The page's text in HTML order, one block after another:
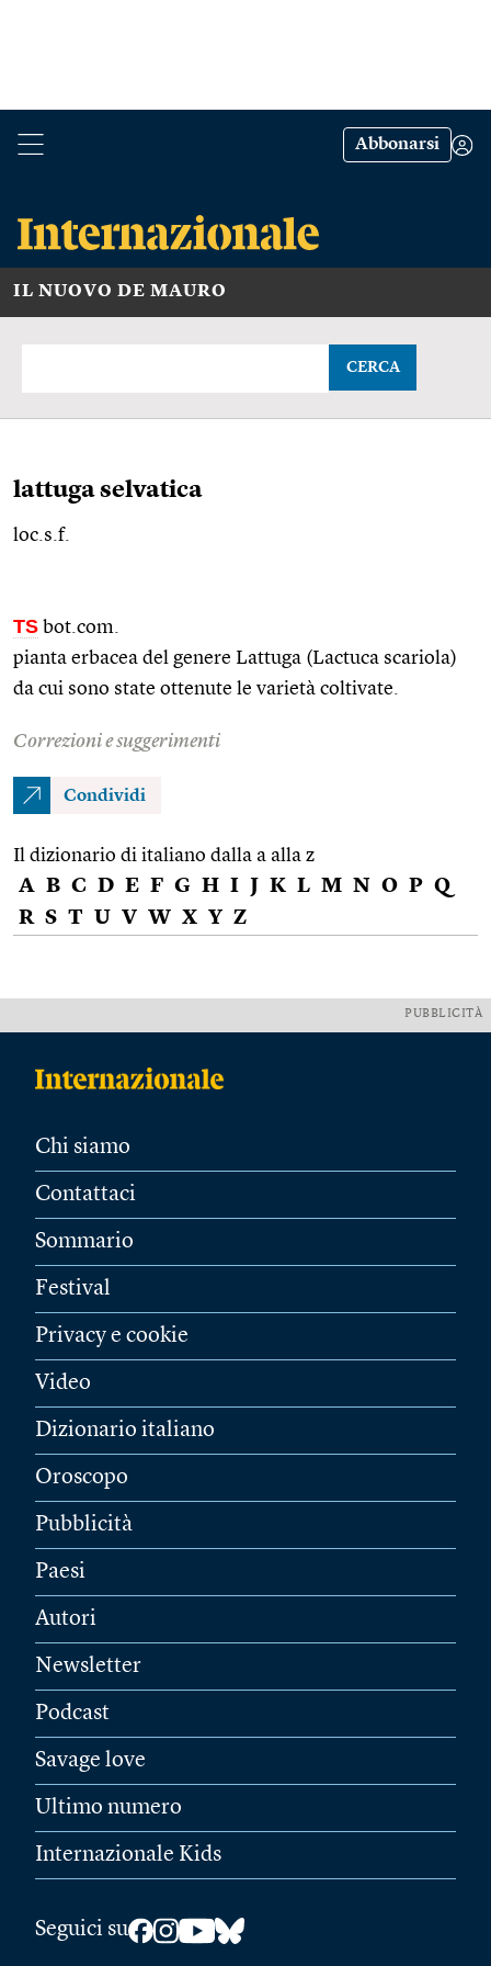
Abbonarsi
IL NUOVO DE MAURO
CERCA
lattuga selvatica
loc.s.f.
TS bot.com.
pianta erbacea del genere Lattuga (Lactuca scariola)
da cui sono state ottenute le varietà coltivate.
Correzioni e suggerimenti
Condividi
Il dizionario di italiano dalla a alla z
A B C D E F G H I J K L M N O P Q
R S T U V W X Y Z
PUBBLICITÀ
Chi siamo
Contattaci
Sommario
Festival
Privacy e cookie
Video
Dizionario italiano
Oroscopo
Pubblicità
Paesi
Autori
Newsletter
Podcast
Savage love
Ultimo numero
Internazionale Kids
Seguici su